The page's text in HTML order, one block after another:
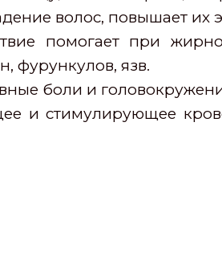
волос, повышает их
помогает при
фурункулов, язв.
боли и
и стимулирующее